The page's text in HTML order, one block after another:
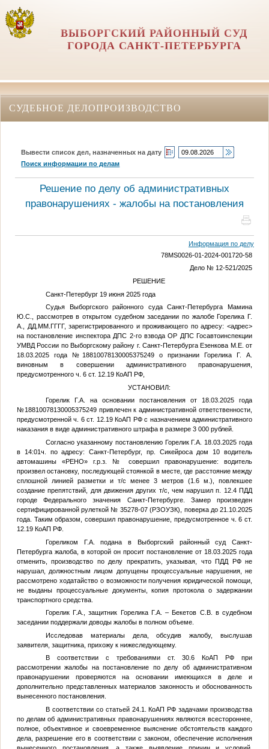
ВЫБОРГСКИЙ РАЙОННЫЙ СУД
ГОРОДА САНКТ-ПЕТЕРБУРГА
СУДЕБНОЕ ДЕЛОПРОИЗВОДСТВО
Вывести список дел, назначенных на дату
Поиск информации по делам
Решение по делу об административных
правонарушениях - жалобы на постановления
Информация по делу
78MS0026-01-2024-001720-58
Дело № 12-521/2025
РЕШЕНИЕ
Санкт-Петербург 19 июня 2025 года
Судья Выборгского районного суда Санкт-Петербурга Мамина
Ю.С., рассмотрев в открытом судебном заседании по жалобе Горелика Г.
А.
ДД.ММ.ГГГГ, зарегистрированного и проживающего по адресу:<адрес>
на постановление инспектора ДПС 2-го взвода ОР ДПС Госавтоинспекции
УМВД России по Выборгскому району г. Санкт-Петербурга Езенкова М.Е. от
18.03.2025 года №18810078130005375249 о признании
Горелика Г. А.
виновным в совершении административного правонарушения,
предусмотренного ч. 6 ст. 12.19 КоАП РФ,
УСТАНОВИЛ:
Горелик Г.А.
на основании постановления от 18.03.2025 года
№18810078130005375249 привлечен к административной ответственности,
предусмотренной ч. 6 ст. 12.19 КоАП РФ с назначением административного
наказания в виде административного штрафа в размере 3 000 рублей.
Согласно указанному постановлению Горелик Г.А.
18.03.2025 года
в 14:01ч. по адресу: Санкт-Петербург, пр. Сикейроса дом 10 водитель
автомашины «РЕНО» г.р.з. №
совершил правонарушение: водитель
произвел остановку, последующей стоянкой в месте, где расстояние между
сплошной линией разметки и т/с менее 3 метров (1.6 м.), повлекшее
создание препятствий, для движения других т/с, чем нарушил п. 12.4 ПДД
городе Федерального значения Санкт-Петербурге. Замер произведен
сертифицированной рулеткой № 35278-07 (РЗОУЗК), поверка до 21.10.2025
года. Таким образом, совершил правонарушение, предусмотренное ч. 6 ст.
12.19 КоАП РФ.
Гореликом Г.А.
подана в Выборгский районный суд Санкт-
Петербурга жалоба, в которой он просит постановление от 18.03.2025 года
отменить, производство по делу прекратить, указывая, что ПДД РФ не
нарушал, должностным лицом допущены процессуальные нарушения, не
рассмотрено ходатайство о возможности получения юридической помощи,
не выданы процессуальные документы, копия протокола о задержании
транспортного средства.
Горелик Г.А.
, защитник Горелика Г.А. –Бекетов С.В.
в судебном
заседании поддержали доводы жалобы в полном объеме.
Исследовав материалы дела, обсудив жалобу, выслушав
заявителя, защитника, прихожу к нижеследующему.
В соответствии с требованиями ст. 30.6 КоАП РФ при
рассмотрении жалобы на постановление по делу об административном
правонарушении проверяются на основании имеющихся в деле и
дополнительно представленных материалов законность и обоснованность
вынесенного постановления.
В соответствии со статьей 24.1. КоАП РФ задачами производства
по делам об административных правонарушениях являются всестороннее,
полное, объективное и своевременное выяснение обстоятельств каждого
дела, разрешение его в соответствии с законом, обеспечение исполнения